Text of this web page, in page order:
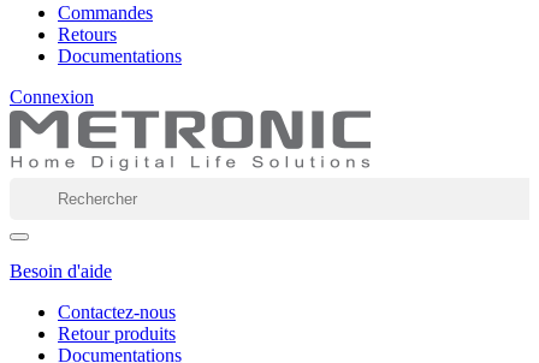
Commandes
Retours
Documentations
Connexion
Besoin d'aide
Contactez-nous
Retour produits
Documentations